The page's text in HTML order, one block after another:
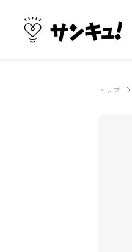
新着 ランキング
トップ